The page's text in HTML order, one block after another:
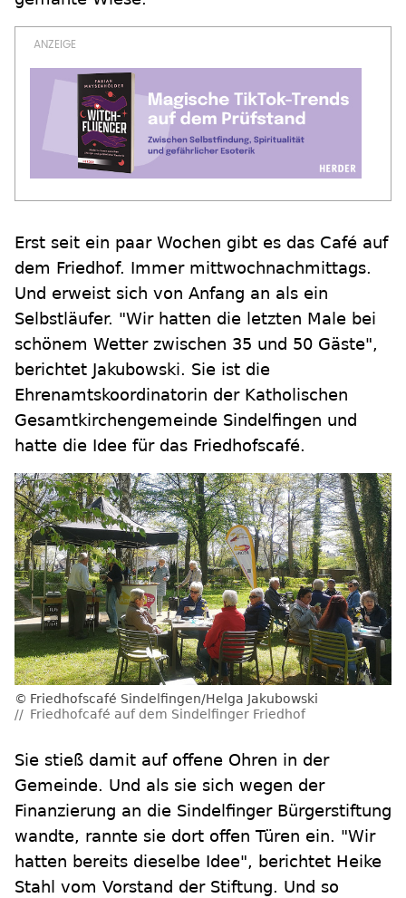
Erst seit ein paar Wochen gibt es das Café auf
dem Friedhof. Immer mittwochnachmittags.
Und erweist sich von Anfang an als ein
Selbstläufer. "Wir hatten die letzten Male bei
schönem Wetter zwischen 35 und 50 Gäste",
berichtet Jakubowski. Sie ist die
Ehrenamtskoordinatorin der Katholischen
Gesamtkirchengemeinde Sindelfingen und
hatte die Idee für das Friedhofscafé.
Friedhofscafé Sindelfingen/Helga Jakubowski
Friedhofcafé auf dem Sindelfinger Friedhof
Sie stieß damit auf offene Ohren in der
Gemeinde. Und als sie sich wegen der
Finanzierung an die Sindelfinger Bürgerstiftung
wandte, rannte sie dort offen Türen ein. "Wir
hatten bereits dieselbe Idee", berichtet Heike
Stahl vom Vorstand der Stiftung. Und so